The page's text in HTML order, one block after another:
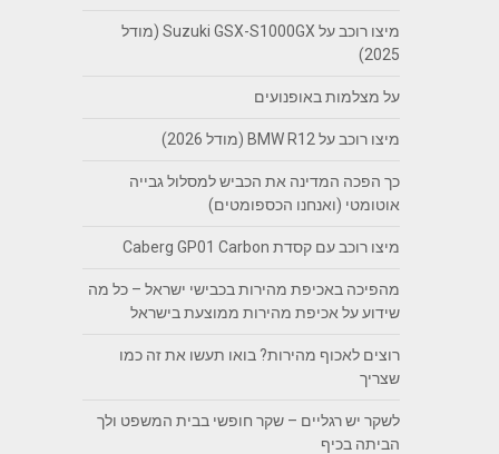
מיצו רוכב על Suzuki GSX-S1000GX (מודל
2025)
על מצלמות באופנועים
מיצו רוכב על BMW R12 (מודל 2026)
כך הפכה המדינה את הכביש למסלול גבייה
אוטומטי (ואנחנו הכספומטים)
מיצו רוכב עם קסדת Caberg GP01 Carbon
מהפיכה באכיפת מהירות בכבישי ישראל – כל מה
שידוע על אכיפת מהירות ממוצעת בישראל
רוצים לאכוף מהירות? בואו תעשו את זה כמו
שצריך
לשקר יש רגליים – שקר חופשי בבית המשפט ולך
הביתה בכיף